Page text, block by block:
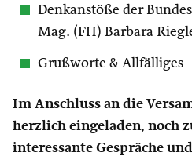
Denkanstöße der
Mag. (FH) Barbara
Grußworte & Allfälliges
Im Anschluss an die
herzlich eingeladen, noch
interessante Gespräche